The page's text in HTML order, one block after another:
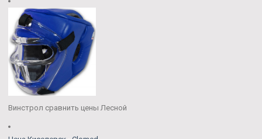
Винстрол сравнить цены Лесной